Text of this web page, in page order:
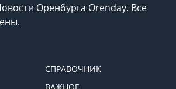
Оренбурга Orenday. Все
СПРАВОЧНИК